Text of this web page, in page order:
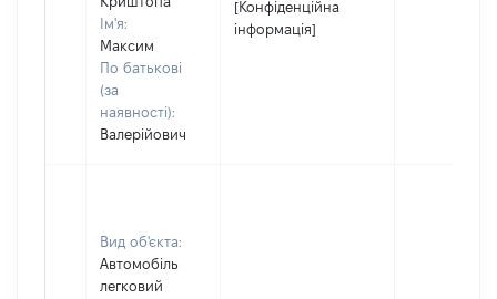
Ім'я:
Максим
По батькові
(за
наявності):
Валерійович
[Конфіденційна
інформація]
Вид об'єкта:
Автомобіль
легковий